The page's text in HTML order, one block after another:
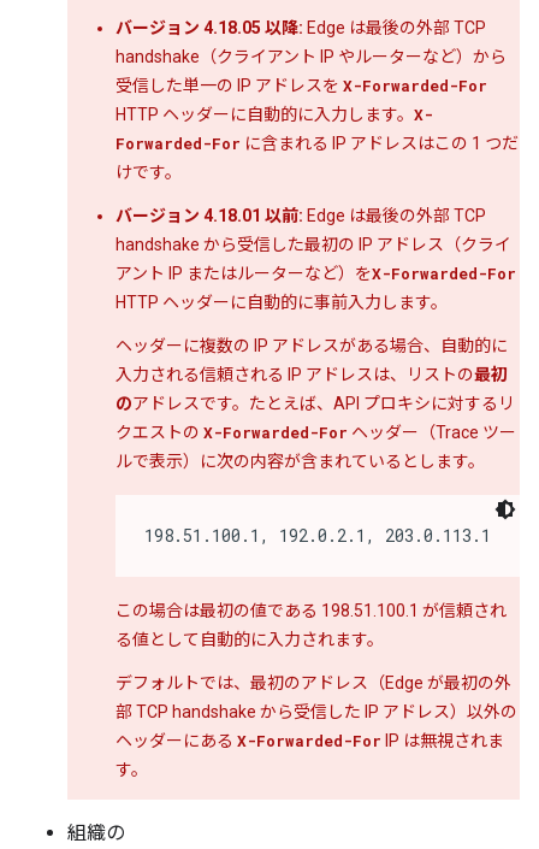
バージョン 4.18.05 以降: Edge は最後の外部 TCP
handshake（クライアント IP やルーターなど）から
受信した単一の IP アドレスを X-Forwarded-For
HTTP ヘッダーに自動的に入力します。 X-
Forwarded-For に含まれる IP アドレスはこの 1 つだ
けです。
バージョン 4.18.01 以前: Edge は最後の外部 TCP
handshake から受信した最初の IP アドレス（クライ
アント IP またはルーターなど）をX-Forwarded-For
HTTP ヘッダーに自動的に事前入力します。
ヘッダーに複数の IP アドレスがある場合、自動的に
入力される信頼される IP アドレスは、リストの最初
のアドレスです。たとえば、API プロキシに対するリ
クエストの X-Forwarded-For ヘッダー（Trace ツー
ルで表示）に次の内容が含まれているとします。
198.51.100.1, 192.0.2.1, 203.0.113.1
この場合は最初の値である 198.51.100.1 が信頼され
る値として自動的に入力されます。
デフォルトでは、最初のアドレス（Edge が最初の外
部 TCP handshake から受信した IP アドレス）以外の
ヘッダーにある X-Forwarded-For IP は無視されま
す。
組織の